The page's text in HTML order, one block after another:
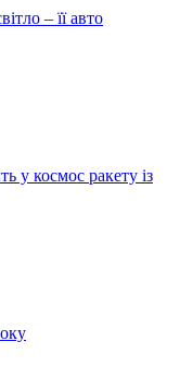
– її авто
у космос ракету із